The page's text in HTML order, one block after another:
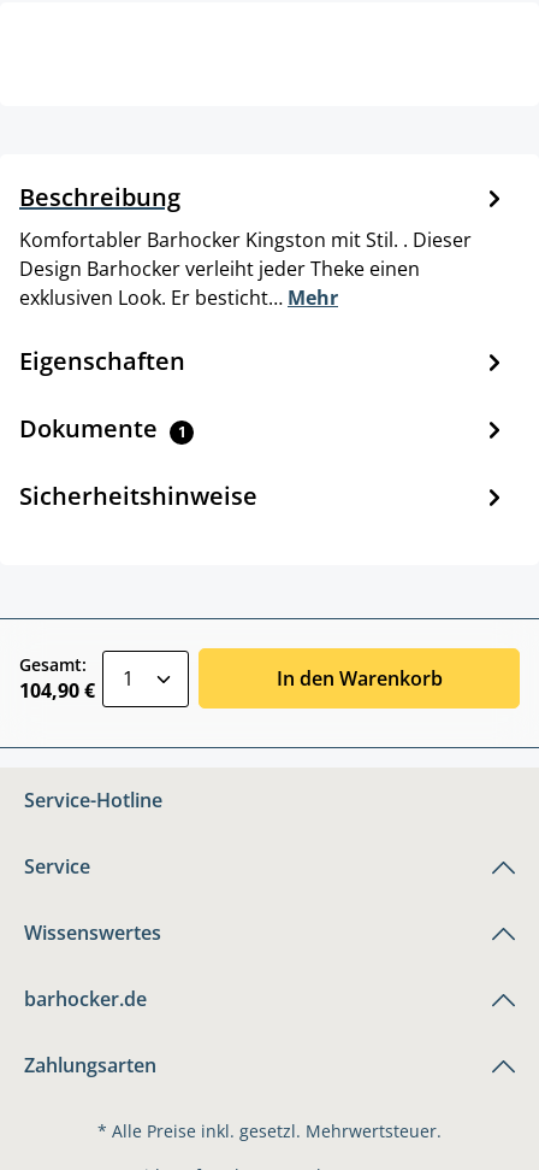
Beschreibung
Komfortabler Barhocker Kingston mit Stil. . Dieser
Design Barhocker verleiht jeder Theke einen
exklusiven Look. Er besticht… Mehr
Eigenschaften
Dokumente 1
Sicherheitshinweise
Gesamt:
104,90 € In den Warenkorb
Service-Hotline
Service
Wissenswertes
barhocker.de
Zahlungsarten
* Alle Preise inkl. gesetzl. Mehrwertsteuer.